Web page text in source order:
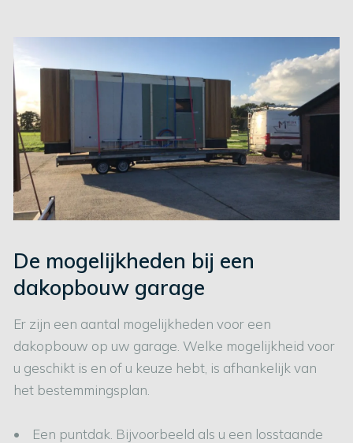
De mogelijkheden bij een
dakopbouw garage
Er zijn een aantal mogelijkheden voor een
dakopbouw op uw garage. Welke mogelijkheid voor
u geschikt is en of u keuze hebt, is afhankelijk van
het bestemmingsplan.
• Een puntdak. Bijvoorbeeld als u een losstaande